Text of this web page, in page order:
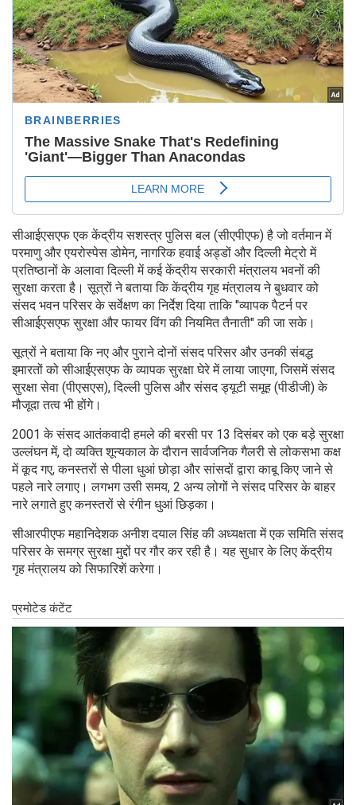
सीआईएसएफ एक केंद्रीय सशस्त्र पुलिस बल (सीएपीएफ) है जो वर्तमान में
परमाणु और एयरोस्पेस डोमेन, नागरिक हवाई अड्डों और दिल्ली मेट्रो में
प्रतिष्ठानों के अलावा दिल्ली में कई केंद्रीय सरकारी मंत्रालय भवनों की
सुरक्षा करता है। सूत्रों ने बताया कि केंद्रीय गृह मंत्रालय ने बुधवार को
संसद भवन परिसर के सर्वेक्षण का निर्देश दिया ताकि "व्यापक पैटर्न पर
सीआईएसएफ सुरक्षा और फायर विंग की नियमित तैनाती" की जा सके।
सूत्रों ने बताया कि नए और पुराने दोनों संसद परिसर और उनकी संबद्ध
इमारतों को सीआईएसएफ के व्यापक सुरक्षा घेरे में लाया जाएगा, जिसमें संसद
सुरक्षा सेवा (पीएसएस), दिल्ली पुलिस और संसद ड्यूटी समूह (पीडीजी) के
मौजूदा तत्व भी होंगे।
2001 के संसद आतंकवादी हमले की बरसी पर 13 दिसंबर को एक बड़े सुरक्षा
उल्लंघन में, दो व्यक्ति शून्यकाल के दौरान सार्वजनिक गैलरी से लोकसभा कक्ष
में कूद गए, कनस्तरों से पीला धुआं छोड़ा और सांसदों द्वारा काबू किए जाने से
पहले नारे लगाए। लगभग उसी समय, 2 अन्य लोगों ने संसद परिसर के बाहर
नारे लगाते हुए कनस्तरों से रंगीन धुआं छिड़का।
सीआरपीएफ महानिदेशक अनीश दयाल सिंह की अध्यक्षता में एक समिति संसद
परिसर के समग्र सुरक्षा मुद्दों पर गौर कर रही है। यह सुधार के लिए केंद्रीय
गृह मंत्रालय को सिफारिशें करेगा।